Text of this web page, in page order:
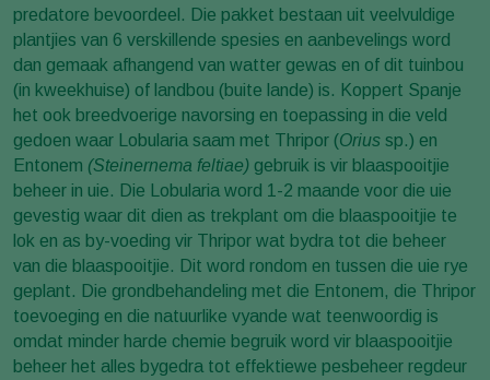
predatore bevoordeel. Die pakket bestaan uit veelvuldige
plantjies van 6 verskillende spesies en aanbevelings word
dan gemaak afhangend van watter gewas en of dit tuinbou
(in kweekhuise) of landbou (buite lande) is. Koppert Spanje
het ook breedvoerige navorsing en toepassing in die veld
gedoen waar Lobularia saam met Thripor (Orius sp.) en
Entonem (Steinernema feltiae) gebruik is vir blaaspooitjie
beheer in uie. Die Lobularia word 1-2 maande voor die uie
gevestig waar dit dien as trekplant om die blaaspooitjie te
lok en as by-voeding vir Thripor wat bydra tot die beheer
van die blaaspooitjie. Dit word rondom en tussen die uie rye
geplant. Die grondbehandeling met die Entonem, die Thripor
toevoeging en die natuurlike vyande wat teenwoordig is
omdat minder harde chemie begruik word vir blaaspooitjie
beheer het alles bygedra tot effektiewe pesbeheer regdeur